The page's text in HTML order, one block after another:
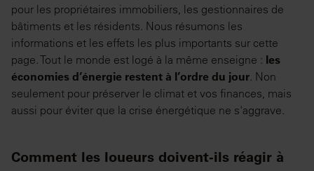
pour les propriétaires immobiliers, les gestionnaires de
bâtiments et les résidents. Nous résumons les
informations et les effets les plus importants sur cette
page. Tout le monde est logé à la même enseigne : les
économies d’énergie restent à l’ordre du jour. Non
seulement pour préserver le climat et vos finances, mais
aussi pour éviter que la crise énergétique ne s'aggrave.
Comment les loueurs doivent-ils réagir à